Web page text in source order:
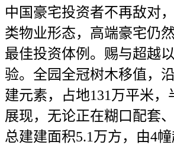
中国豪宅投资者不再敌对
类物业形态，高端豪宅仍
最佳投资体例。赐与超越
验。全园全冠树木移值，
建元素，占地131万平米，
展现，无论正在糊口配套
总建建面积5.1万方，由4